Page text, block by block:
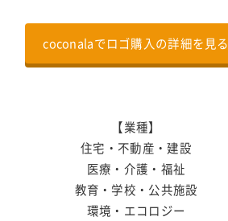
coconalaでロゴ購入の詳細を見る
【業種】
住宅・不動産・建設
医療・介護・福祉
教育・学校・公共施設
環境・エコロジー